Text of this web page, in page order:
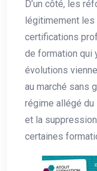
D’un côté, les
légitimement
certifications
de formation qui
évolutions
au marché sans
régime allégé du
et la
certaines